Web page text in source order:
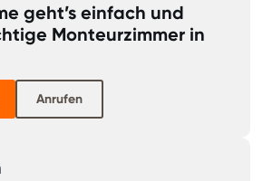
geht’s einfach und
Monteurzimmer in
Anrufen